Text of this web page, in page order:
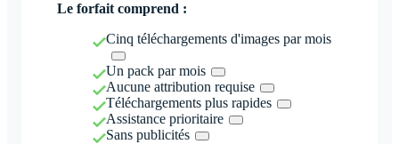
Le forfait comprend :
Cinq téléchargements d'images par mois
Un pack par mois
Aucune attribution requise
Téléchargements plus rapides
Assistance prioritaire
Sans publicités